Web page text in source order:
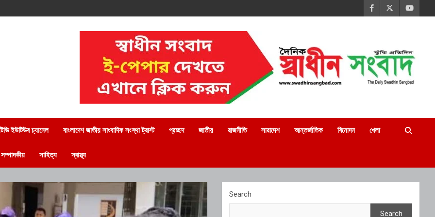
ইউটিউব চ্যানেল বাংলাদেশ জাতীয় সাংবাদিক সংস্থা ট্রাস্ট প্রচ্ছদ জাতীয় রাজনীতি সারাদেশ আন্তর্জাতিক বিনোদন খেলা
সম্পাদকীয় সাহিত্য স্বাস্থ্য
Search
Search